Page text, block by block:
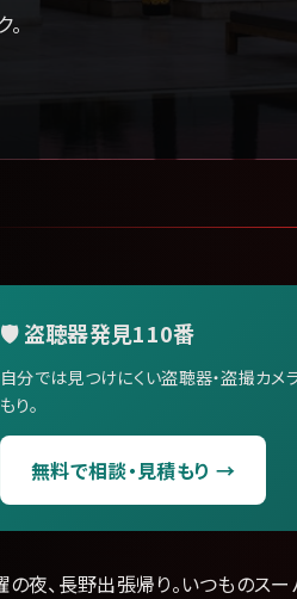
。
🛡️ 盗聴器発見110番
自分では見つけにくい盗聴器・盗撮カメ
もり。
無料で相談・見積もり →
の夜、長野出張帰り。いつものス